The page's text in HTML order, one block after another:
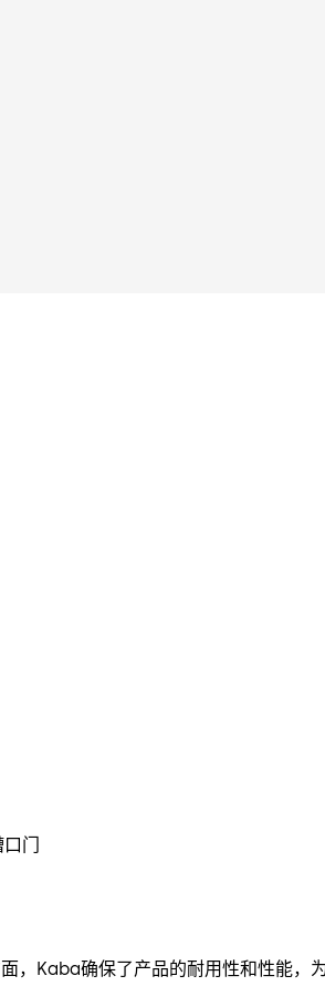
门
，Kaba确保了产品的耐用性和性能